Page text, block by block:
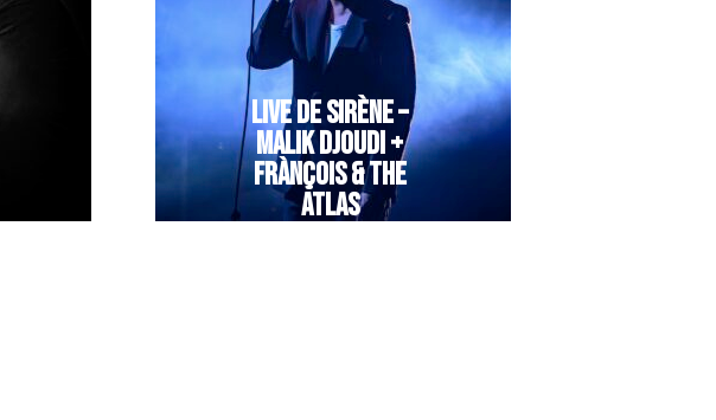
LIVE DE SIRÈNE –
MALIK DJOUDI +
FRÀNÇOIS & THE
ATLAS